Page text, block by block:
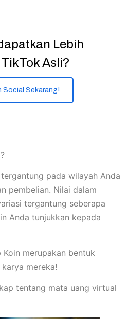
Lebih
Asli?
Social Sekarang!
pada wilayah Anda
pembelian. Nilai dalam
tergantung seberapa
Anda tunjukkan kepada
merupakan bentuk
mereka!
tentang mata uang virtual